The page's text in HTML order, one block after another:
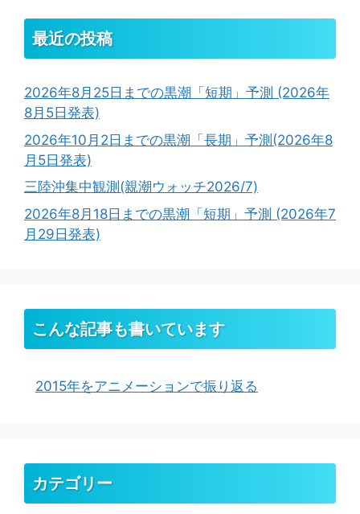
最近の投稿
2026年8月25日までの黒潮「短期」予測 (2026年
8月5日発表)
2026年10月2日までの黒潮「長期」予測(2026年8
月5日発表)
三陸沖集中観測(親潮ウォッチ2026/7)
2026年8月18日までの黒潮「短期」予測 (2026年7
月29日発表)
こんな記事も書いています
2015年をアニメーションで振り返る
カテゴリー